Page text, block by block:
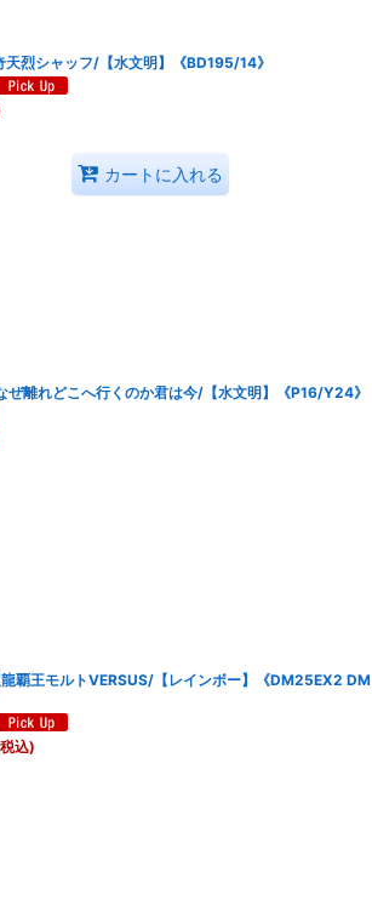
天烈シャッフ/【水文明】《BD195/14》
カートに入れる
ぜ離れどこへ行くのか君は今/【水文明】《P16/Y24》
龍覇王モルトVERSUS/【レインボー】《DM25EX2 DM
込)